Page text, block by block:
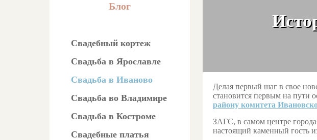
Блог
Свадебный кортеж
Свадьба в Ярославле
Свадьба в Иваново
Свадьба во Владимире
Свадьба в Костроме
Свадебные платья
Делая первый шаг в свое
становится первым на пути
району комитета
ЗАГС, в самом центре
настоящий каменный гость